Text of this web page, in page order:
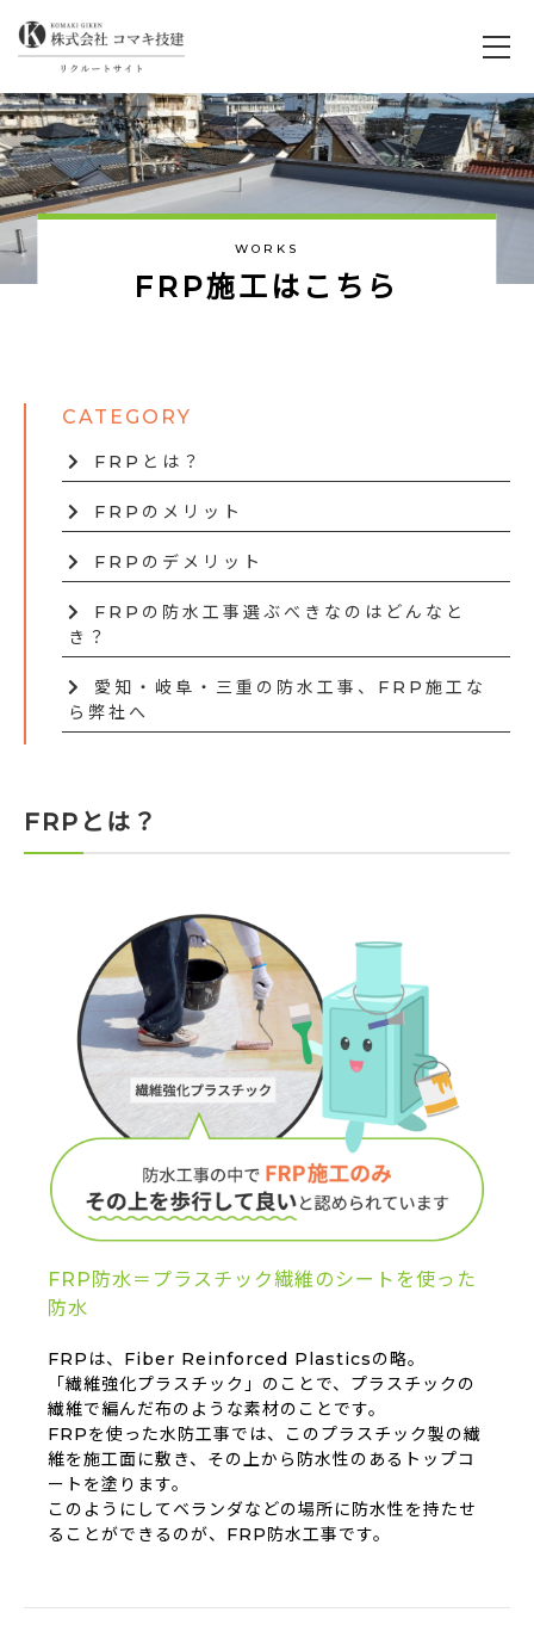
WORKS
F R P施工 は こ ち ら
FRPとは？
FRPのメリット
FRPのデメリット
FRPの防水工事選ぶべきなのはどんなと
き？
愛知・岐阜・三重の防水工事、FRP施工な
ら弊社へ
FRPとは？
FRP防水＝プラスチック繊維のシートを使った
防水
FRPは、Fiber Reinforced Plasticsの略。
「繊維強化プラスチック」のことで、プラスチックの
繊維で編んだ布のような素材のことです。
FRPを使った水防工事では、このプラスチック製の繊
維を施工面に敷き、その上から防水性のあるトップコ
ートを塗ります。
このようにしてベランダなどの場所に防水性を持たせ
ることができるのが、FRP防水工事です。